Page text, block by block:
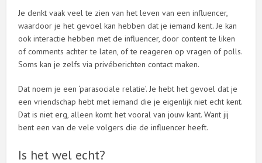
Je denkt vaak veel te zien van het leven van een influencer,
waardoor je het gevoel kan hebben dat je iemand kent. Je kan
ook interactie hebben met de influencer, door content te liken
of comments achter te laten, of te reageren op vragen of polls.
Soms kan je zelfs via privéberichten contact maken.
Dat noem je een ‘parasociale relatie’. Je hebt het gevoel dat je
een vriendschap hebt met iemand die je eigenlijk niet echt kent.
Dat is niet erg, alleen komt het vooral van jouw kant. Want jij
bent een van de vele volgers die de influencer heeft.
Is het wel echt?